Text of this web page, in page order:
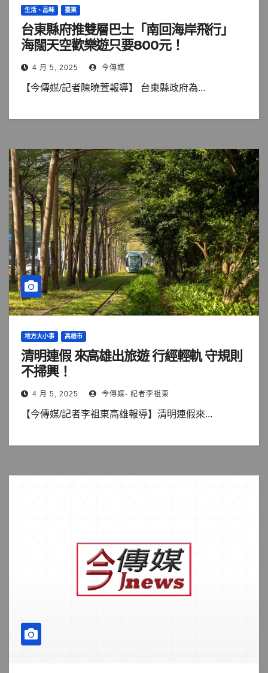
生活、品味 臺東
台東縣府推雙層巴士「南回海岸飛行」
海闊天空歡樂遊只要800元！
4 月 5, 2025 今傳媒
【今傳媒/記者陳曉萱報導】 台東縣政府為...
地方大小事 高雄市
清明連假 來高雄出旅遊 行經輕軌 守規則
不掃興！
4 月 5, 2025 今傳媒- 記者李祖東
【今傳媒/記者李祖東高雄報導】清明連假來...